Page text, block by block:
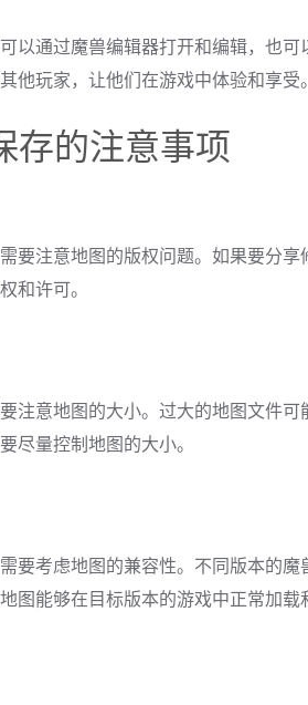
以通过魔兽编辑器打开和编辑，也
他玩家，让他们在游戏中体验和享受。
存的注意事项
要注意地图的版权问题。如果要分享
和许可。
注意地图的大小。过大的地图文件可
尽量控制地图的大小。
要考虑地图的兼容性。不同版本的
图能够在目标版本的游戏中正常加载